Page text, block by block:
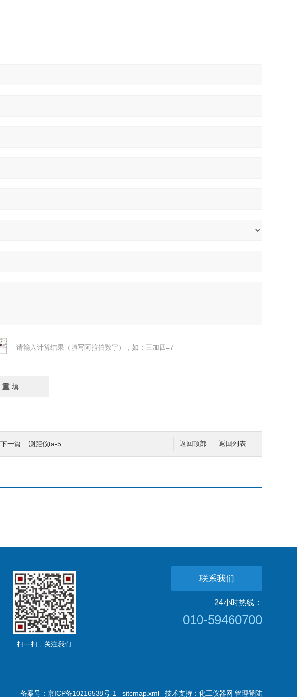
请输入计算结果（填写阿拉伯数字），如：三加四=7
返回列表
返回顶部
下一篇 : 测距仪ta-5
扫一扫，关注我们
联系我们
24小时热线：
010-59460700
备案号：京ICP备10216538号-1 sitemap.xml 技术支持： 化工仪器网 管理登陆